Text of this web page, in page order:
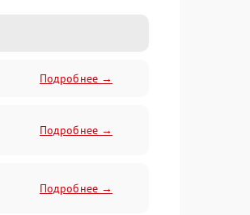
Подробнее →
Подробнее →
Подробнее →